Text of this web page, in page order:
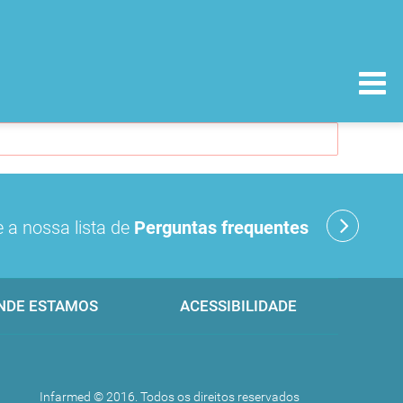
a nossa lista de Perguntas frequentes
ESTAMOS ACESSIBILIDADE
Infarmed © 2016. Todos os direitos reservados